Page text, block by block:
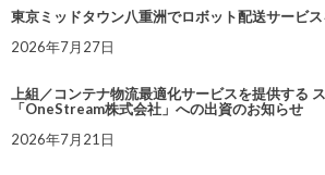
東京ミッドタウン八重洲でロボット配送サービ
2026年7月27日
上組／コンテナ物流最適化サービスを提供する
「OneStream株式会社」への出資のお知らせ
2026年7月21日